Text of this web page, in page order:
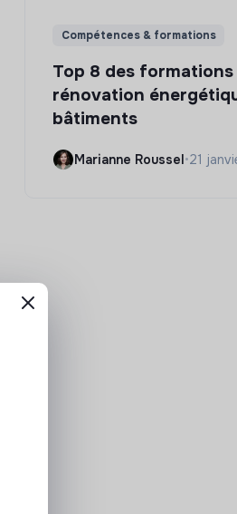
Compétences & formations
Top 8 des formations
rénovation
bâtiments
Marianne Roussel•21